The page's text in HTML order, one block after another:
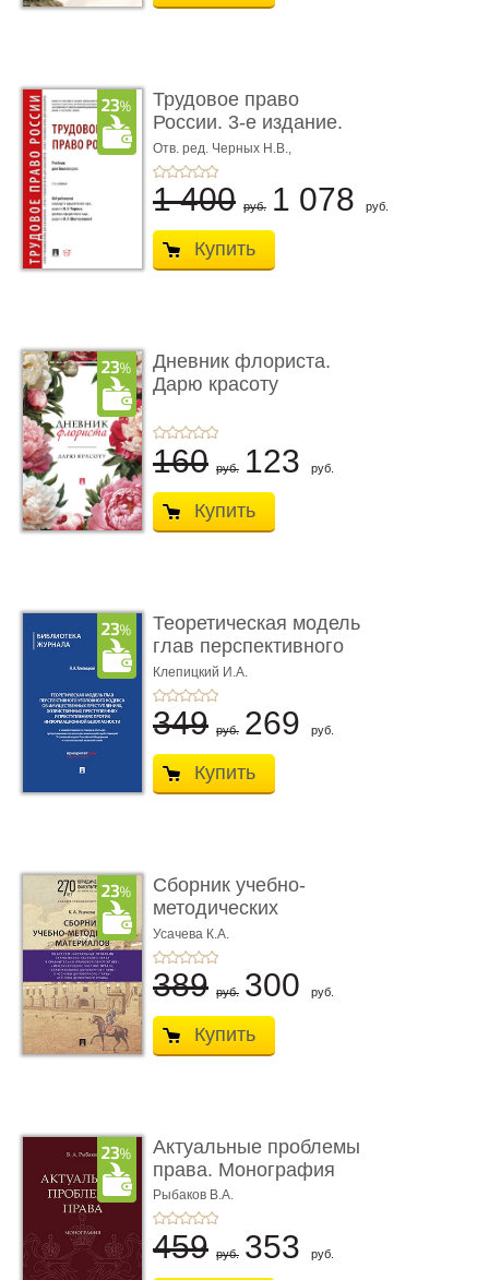
Трудовое право
России. 3-е издание.
Учебник для ...
Отв. ред. Черных Н.В.,
Шестерякова И.В.
1 400 руб. 1 078 руб.
Купить
Дневник флориста.
Дарю красоту
160 руб. 123 руб.
Купить
Теоретическая модель
глав перспективного
УК о ...
Клепицкий И.А.
349 руб. 269 руб.
Купить
Сборник учебно-
методических
материалов по кур ...
Усачева К.А.
389 руб. 300 руб.
Купить
Актуальные проблемы
права. Монография
Рыбаков В.А.
459 руб. 353 руб.